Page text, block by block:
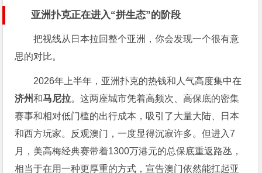
亚洲扑克正在进入“拼生态”的阶段
把视线从日本拉回整个亚洲，你会发现一个很有意
思的对比。
2026年上半年，亚洲扑克的热钱和人气高度集中在
济州和马尼拉。这两座城市凭着高频次、高保底的密集
赛事和相对低门槛的出行成本，吸引了大量大陆、日本
和西方玩家。反观澳门，一度显得沉寂许多。但进入7
月，美高梅经典赛带着1300万港元的总保底重返路氹，
相当于在用一种更厚重的方式，宣告澳门依然能扛起亚